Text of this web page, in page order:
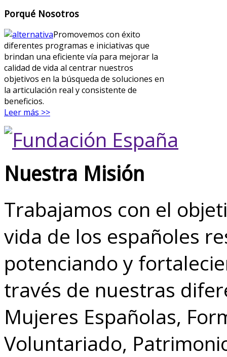
Porqué Nosotros
Promovemos con éxito
diferentes programas e iniciativas que
brindan una eficiente vía para mejorar la
calidad de vida al centrar nuestros
objetivos en la búsqueda de soluciones en
la articulación real y consistente de
beneficios.
Leer más >>
Nuestra Misión
Trabajamos con el
vida de los españoles
potenciando y
través de nuestras
Mujeres Españolas,
Voluntariado,